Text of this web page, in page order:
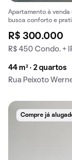
Apartamento à venda
busca conforto e
R$ 300.000
R$ 450 Condo. +
44 m² · 2 quartos
Rua Peixoto
Compre já